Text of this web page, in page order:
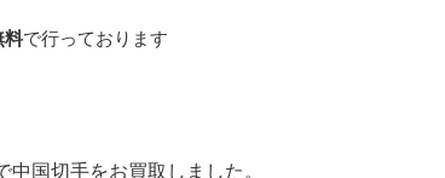
料で行っております
国切手をお買取しました。